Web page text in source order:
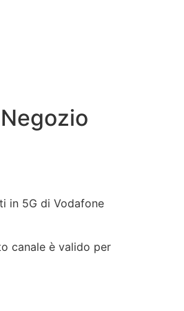
in 5G di Vodafone
canale è valido per